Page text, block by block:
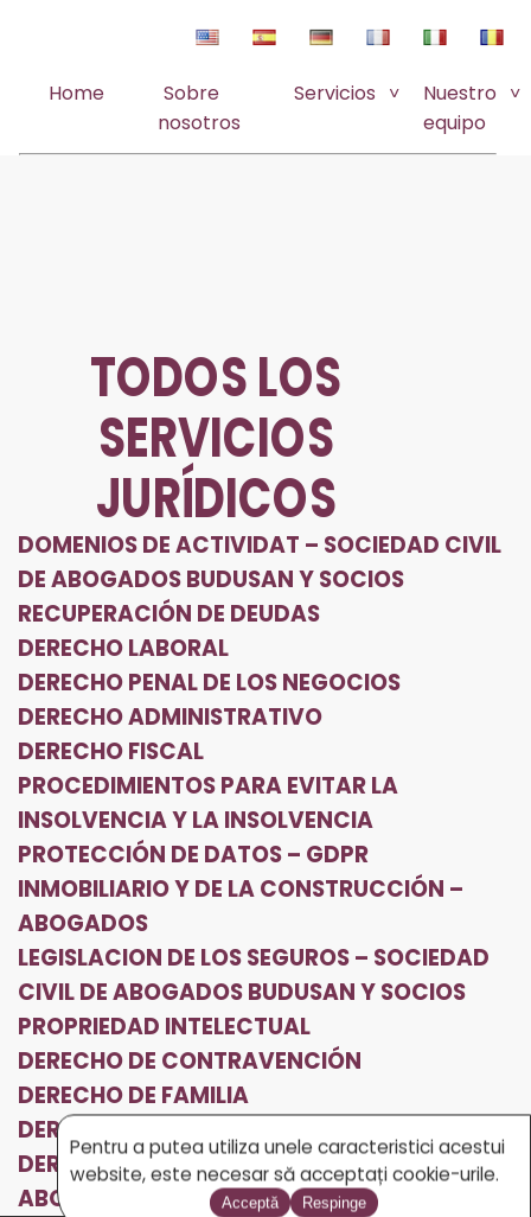
Home
Sobre
nosotros
Servicios
Nuestro
equipo
TODOS LOS
SERVICIOS
JURÍDICOS
DOMENIOS DE ACTIVIDAT – SOCIEDAD CIVIL
DE ABOGADOS BUDUSAN Y SOCIOS
RECUPERACIÓN DE DEUDAS
DERECHO LABORAL
DERECHO PENAL DE LOS NEGOCIOS
DERECHO ADMINISTRATIVO
DERECHO FISCAL
PROCEDIMIENTOS PARA EVITAR LA
INSOLVENCIA Y LA INSOLVENCIA
PROTECCIÓN DE DATOS – GDPR
INMOBILIARIO Y DE LA CONSTRUCCIÓN –
ABOGADOS
LEGISLACION DE LOS SEGUROS – SOCIEDAD
CIVIL DE ABOGADOS BUDUSAN Y SOCIOS
PROPRIEDAD INTELECTUAL
DERECHO DE CONTRAVENCIÓN
DERECHO DE FAMILIA
DERECHO PENAL
DERECHO CIVIL – SOCIEDAD CIVIL DE
ABOGADOS BUDUSAN Y SOCIOS
Pentru a putea utiliza unele caracteristici acestui
website, este necesar să acceptați cookie-urile.
Acceptă Respinge